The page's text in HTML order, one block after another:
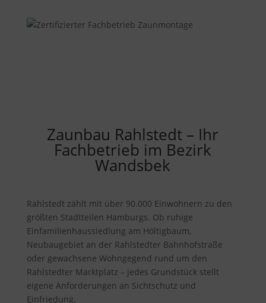
Zaunbau Rahlstedt – Ihr
Fachbetrieb im Bezirk
Wandsbek
Rahlstedt zählt mit über 90.000 Einwohnern zu den
größten Stadtteilen Hamburgs. Ob ruhige
Einfamilienhaussiedlung am Höltigbaum,
Neubaugebiet an der Rahlstedter Bahnhofstraße
oder gewachsene Wohngegend rund um den
Rahlstedter Marktplatz – jedes Grundstück stellt
eigene Anforderungen an Sichtschutz und
Einfriedung.